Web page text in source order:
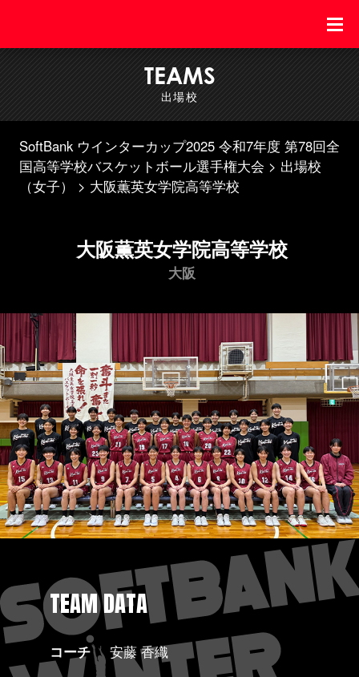
TEAMS
出場校
SoftBank ウインターカップ2025 令和7年度 第78回全
国高等学校バスケットボール選手権大会
出場校
（女子）
大阪薫英女学院高等学校
大阪薫英女学院高等学校
大阪
TEAM DATA
コーチ
安藤 香織